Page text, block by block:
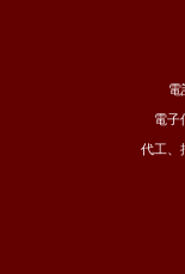
電
電
代工、